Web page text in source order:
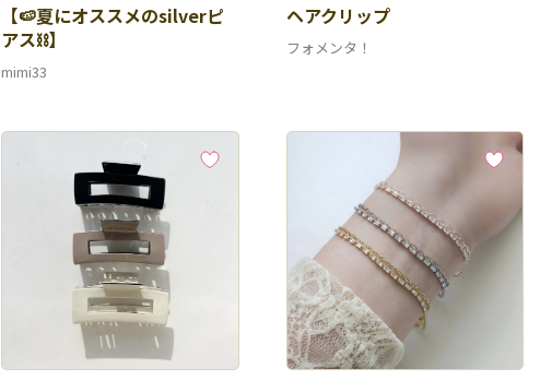
【🍉夏にオススメのsilverピ
アス⛓️】
mimi33
ヘアクリップ
フォメンタ！